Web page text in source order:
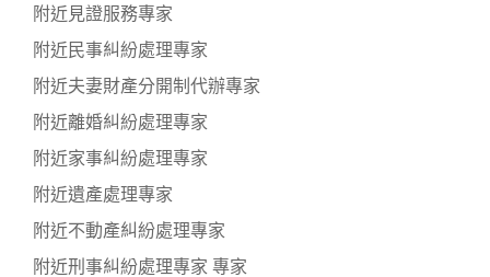
附近見證服務專家
附近民事糾紛處理專家
附近夫妻財產分開制代辦專家
附近離婚糾紛處理專家
附近家事糾紛處理專家
附近遺產處理專家
附近不動產糾紛處理專家
附近刑事糾紛處理專家 專家